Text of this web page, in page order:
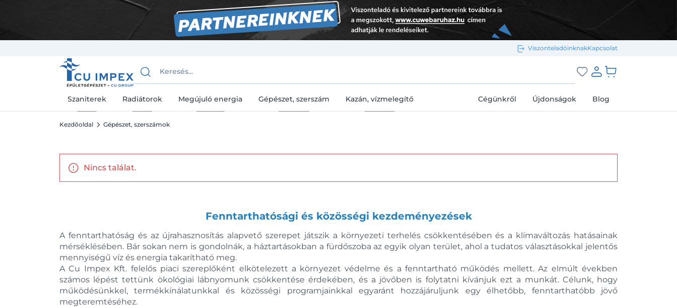
ViszonteladóinknakKapcsolat
Bejelentkezés e-mail-címmel
Megjegyzés Elfelejtett jelszó
Szaniterek Radiátorok Megújuló energia Gépészet, szerszám Kazán, vízmelegítő Cégünkről Újdonságok Blog
Kezdőoldal Gépészet, szerszámok
Nincs találat.
Fenntarthatósági és közösségi kezdeményezések
A fenntarthatóság és az újrahasznosítás alapvető szerepet játszik a környezeti terhelés csökkentésében és a klímaváltozás hatásainak
mérséklésében. Bár sokan nem is gondolnák, a háztartásokban a fürdőszoba az egyik olyan terület, ahol a tudatos választásokkal jelentős
mennyiségű víz és energia takarítható meg.
A Cu Impex Kft. felelős piaci szereplőként elkötelezett a környezet védelme és a fenntartható működés mellett. Az elmúlt években
számos lépést tettünk ökológiai lábnyomunk csökkentése érdekében, és a jövőben is folytatni kívánjuk ezt a munkát. Célunk, hogy
működésünkkel, termékkínálatunkkal és közösségi programjainkkal egyaránt hozzájáruljunk egy élhetőbb, fenntarthatóbb jövő
megteremtéséhez.